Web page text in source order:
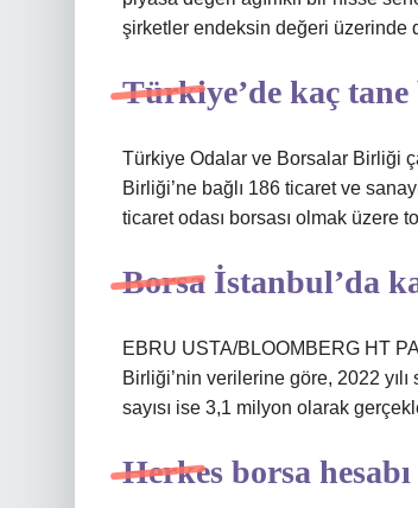
şirketler endeksin değeri üzerinde
Türkiye’de kaç
Türkiye Odalar ve Borsalar Birliği
Birliği’ne bağlı 186 ticaret ve
ticaret odası borsası olmak üzere
Borsa İstanbul’da
EBRU USTA/BLOOMBERG HT
Birliği’nin verilerine göre, 2022
sayısı ise 3,1 milyon olarak
Herkes borsa